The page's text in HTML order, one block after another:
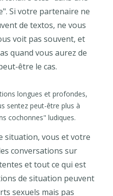
Si votre partenaire ne
de textos, ne vous
voit pas souvent, et
quand vous aurez de
être le cas.
longues et profondes,
sentez peut-être plus à
cochonnes" ludiques.
situation, vous et votre
conversations sur
et tout ce qui est
de situation peuvent
sexuels mais pas